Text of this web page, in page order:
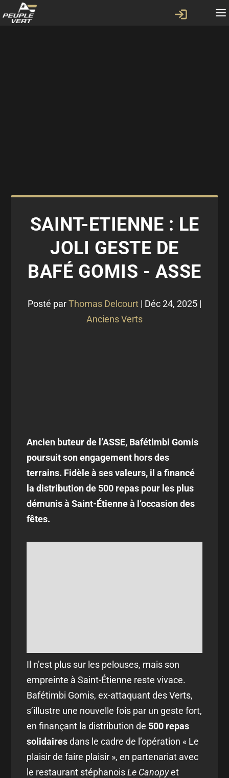
SAINT-ETIENNE : LE
JOLI GESTE DE
BAFÉ GOMIS - ASSE
Posté parThomas Delcourt | Déc 24, 2025 |
Anciens Verts
Ancien buteur de l’ASSE, Bafétimbi Gomis
poursuit son engagement hors des
terrains. Fidèle à ses valeurs, il a financé
la distribution de 500 repas pour les plus
démunis à Saint-Étienne à l’occasion des
fêtes.
Il n’est plus sur les pelouses, mais son
empreinte à Saint-Étienne reste vivace.
Bafétimbi Gomis, ex-attaquant des Verts,
s’illustre une nouvelle fois par un geste fort,
en finançant la distribution de 500 repas
solidairesdans le cadre de l’opération « Le
plaisir de faire plaisir », en partenariat avec
le restaurant stéphanoisLe Canopyet